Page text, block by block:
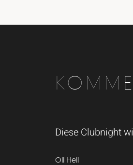
Diese Clubnight
Oli Heil